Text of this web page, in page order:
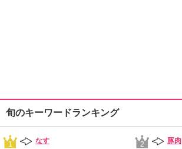
旬のキーワードランキング
1 なす 2 豚肉